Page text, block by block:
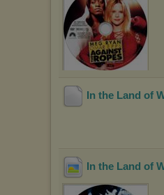
In the Land of
In the Land of